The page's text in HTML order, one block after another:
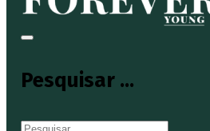
Pesquisar ...
Pesquisar